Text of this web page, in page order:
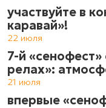
участвуйте в
каравай»!
22 июля
7-й
ре­лах»:
21 июля
впервые